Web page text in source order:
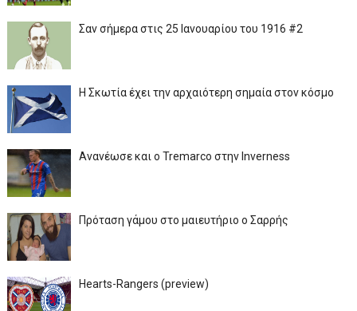
Σαν σήμερα στις 25 Ιανουαρίου του 1916 #2
Η Σκωτία έχει την αρχαιότερη σημαία στον κόσμο
Ανανέωσε και ο Tremarco στην Inverness
Πρόταση γάμου στο μαιευτήριο ο Σαρρής
Hearts-Rangers (preview)